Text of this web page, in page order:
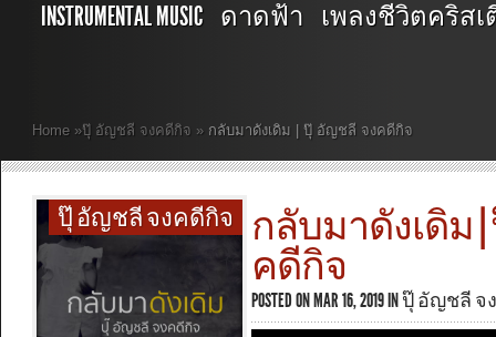
INSTRUMENTAL MUSIC ดาดฟ้า เพลงชีวิตคริสเตียน
Home »ปุ๊ อัญชลี จงคดีกิจ » กลับมาดังเดิม | ปุ๊ อัญชลี จงคดีกิจ
ปุ๊ อัญชลี จงคดีกิจ
กลับมาดังเดิม
คดีกิจ
POSTED ON MAR 16, 2019 INปุ๊ อัญชลี จ